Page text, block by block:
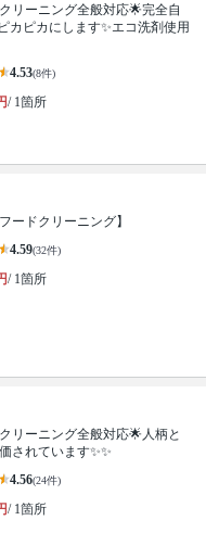
リーニング全般対応🌟完全自
カピカにします✨️エコ洗剤使用
4.53(8件)
/ 1箇所
ードクリーニング】
4.59(32件)
/ 1箇所
リーニング全般対応🌟人柄と
されています✨✨
4.56(24件)
/ 1箇所